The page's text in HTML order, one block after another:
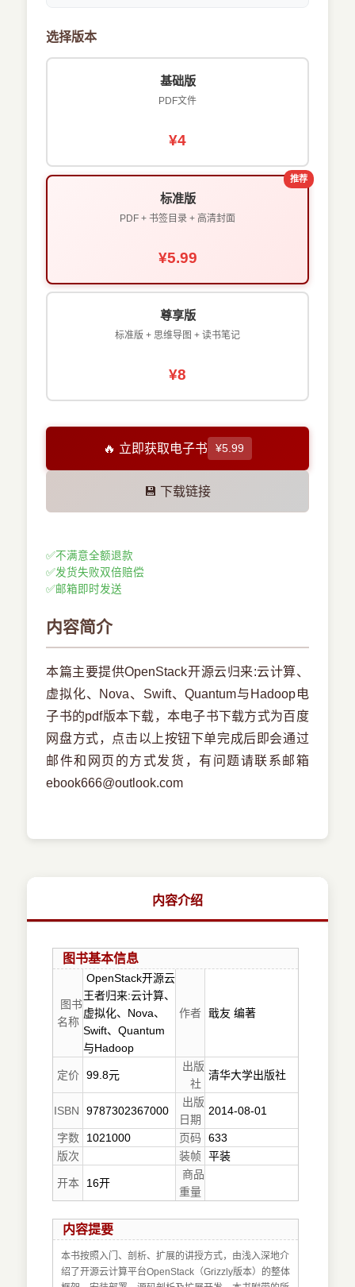
选择版本
基础版
PDF文件
¥4
推荐
标准版
PDF + 书签目录 + 高清封面
¥5.99
尊享版
标准版 + 思维导图 + 读书笔记
¥8
🔥 立即获取电子书 ¥5.99
💾 下载链接
✅不满意全额退款
✅发货失败双倍赔偿
✅邮箱即时发送
内容简介
本篇主要提供OpenStack开源云归来:云计算、
虚拟化、Nova、Swift、Quantum与Hadoop电
子书的pdf版本下载，本电子书下载方式为百度
网盘方式，点击以上按钮下单完成后即会通过
邮件和网页的方式发货，有问题请联系邮箱
ebook666@outlook.com
内容介绍
图书基本信息
图书
名称
OpenStack开源云
王者归来:云计算、
虚拟化、Nova、
Swift、Quantum
与Hadoop
作者 戢友 编著
定价 99.8元
出版
社
清华大学出版社
ISBN 9787302367000
出版
日期
2014-08-01
字数 1021000 页码
633
版次
装帧 平装
开本 16开
商品
重量
内容提要
本书按照入门、剖析、扩展的讲授方式，由浅入深地介
绍了开源云计算平台OpenStack（Grizzly版本）的整体